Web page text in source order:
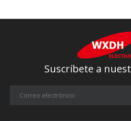
Suscríbete a